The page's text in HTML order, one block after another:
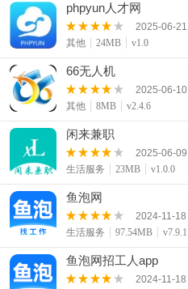
phpyun人才网
2025-06-21
其他
24MB v1.0
66无人机
2025-06-10
其他
8MB v2.4.6
闲来兼职
2025-06-09
生活服务
23MB v1.0.0
鱼泡网
2024-11-18
生活服务
97.54MB v7.9.1
鱼泡网招工人app
2024-11-18